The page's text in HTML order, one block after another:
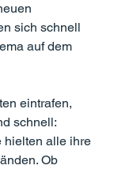
sich schnell
auf dem
eintrafen,
schnell:
hielten alle ihre
Ob